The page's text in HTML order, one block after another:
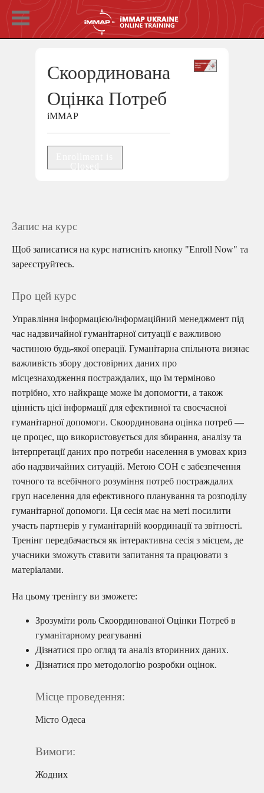
Скоординована
Оцінка Потреб
iMMAP
Запис на курс
Щоб записатися на курс натисніть кнопку "Enroll Now" та
зареєструйтесь.
Про цей курс
Управління інформацією/інформаційний менеджмент під
час надзвичайної гуманітарної ситуації є важливою
частиною будь-якої операції. Гуманітарна спільнота визнає
важливість збору достовірних даних про
місцезнаходження постраждалих, що їм терміново
потрібно, хто найкраще може їм допомогти, а також
цінність цієї інформації для ефективної та своєчасної
гуманітарної допомоги. Скоординована оцінка потреб —
це процес, що використовується для збирання, аналізу та
інтерпретації даних про потреби населення в умовах криз
або надзвичайних ситуацій. Метою СОН є забезпечення
точного та всебічного розуміння потреб постраждалих
груп населення для ефективного планування та розподілу
гуманітарної допомоги. Ця сесія має на меті посилити
участь партнерів у гуманітарній координації та звітності.
Тренінг передбачається як інтерактивна сесія з місцем, де
учасники зможуть ставити запитання та працювати з
матеріалами.
На цьому тренінгу ви зможете:
Зрозуміти роль Скоординованої Оцінки Потреб в
гуманітарному реагуванні
Дізнатися про огляд та аналіз вторинних даних.
Дізнатися про методологію розробки оцінок.
Місце проведення:
Місто Одеса
Вимоги:
Жодних